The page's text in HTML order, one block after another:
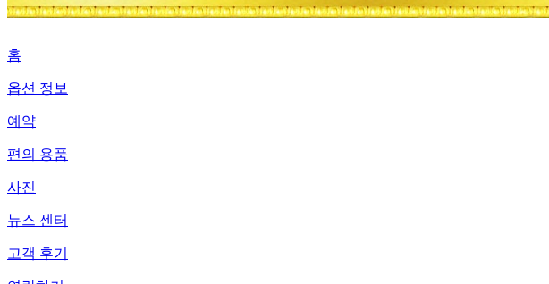
홈
옵션 정보
예약
편의 용품
사진
뉴스 센터
고객 후기